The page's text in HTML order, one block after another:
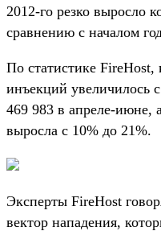
2012-го резко выросло
сравнению с началом
По статистике
инъекций увеличилось
469 983 в апреле-июне,
выросла с 10% до 21%.
Эксперты FireHost
вектор нападения,